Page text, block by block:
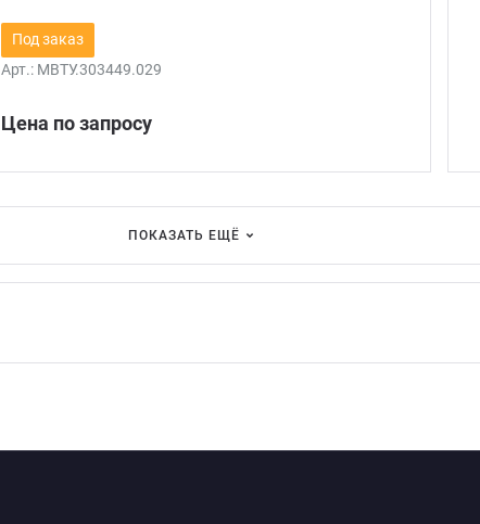
Под заказ
Арт.: МВТУ.303449.029
Цена по запросу
ПОКАЗАТЬ ЕЩЁ